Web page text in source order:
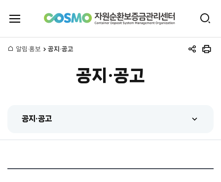
자
보
금
전
체
메
뉴
검
공지·공고
공지·공고
홈
알림·홍보 공지·공고
공
인
공지·공고